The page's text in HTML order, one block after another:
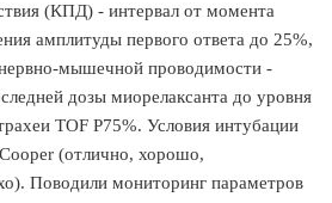
(КПД) - интервал от момента
амплитуды первого ответа до 25%,
мышечной проводимости -
дозы миорелаксанта до уровня
TOF Р75%. Условия интубации
(отлично, хорошо,
Поводили мониторинг параметров